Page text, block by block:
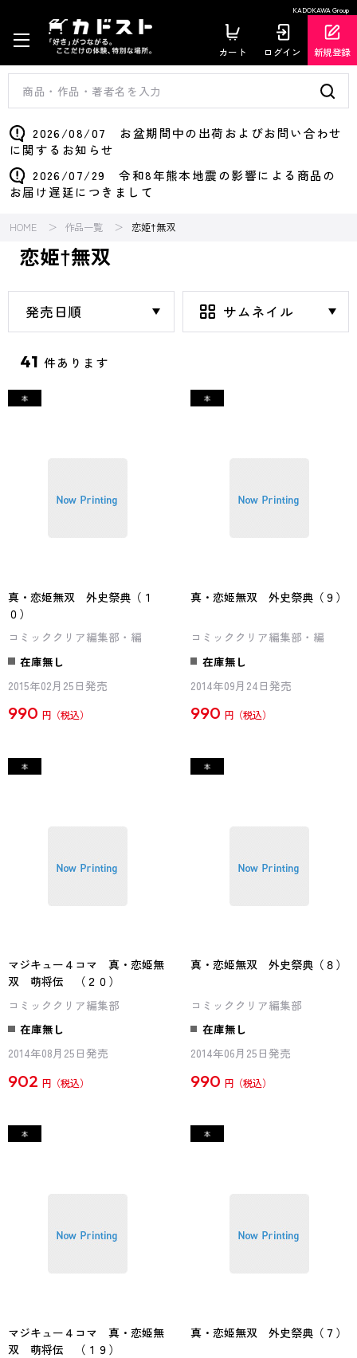
KADOKAWA Group
カート ログイン 新規登録
2026/08/07 お盆期間中の出荷およびお問い合わせ
に関するお知らせ
2026/07/29 令和8年熊本地震の影響による商品の
お届け遅延につきまして
HOME 作品一覧 恋姫†無双
恋姫†無双
41 件あります
真・恋姫無双 外史祭典（１
０）
コミッククリア編集部・編
在庫無し
2015年02月25日発売
990 円
真・恋姫無双 外史祭典（９）
コミッククリア編集部・編
在庫無し
2014年09月24日発売
990 円
マジキュー４コマ 真・恋姫無
双 萌将伝 （２０）
コミッククリア編集部
在庫無し
2014年08月25日発売
902 円
真・恋姫無双 外史祭典（８）
コミッククリア編集部
在庫無し
2014年06月25日発売
990 円
マジキュー４コマ 真・恋姫無
双 萌将伝 （１９）
真・恋姫無双 外史祭典（７）